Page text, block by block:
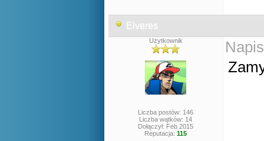
Elveres
Użytkownik
Liczba postów: 146
Liczba wątków: 14
Dołączył: Feb 2015
Reputacja: 115